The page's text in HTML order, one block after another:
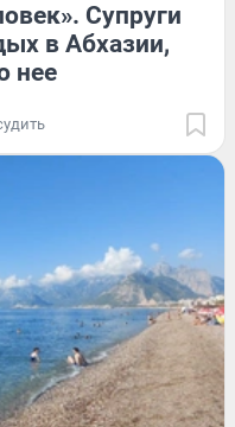
Супруги
в Абхазии,
нее